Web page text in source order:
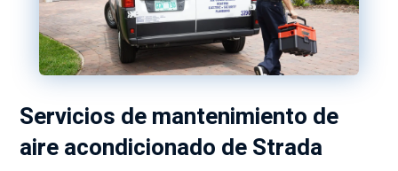
Servicios de mantenimiento de
aire acondicionado de Strada